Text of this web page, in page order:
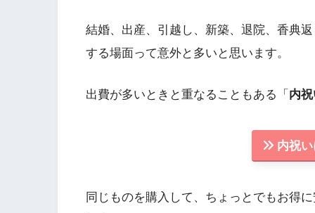
結婚、出産、引越し、新築、退院、香典
する場面って意外と多いと思います。
出費が多いときと重なることもある「 内
内祝
同じものを購入して、ちょっとでもお得